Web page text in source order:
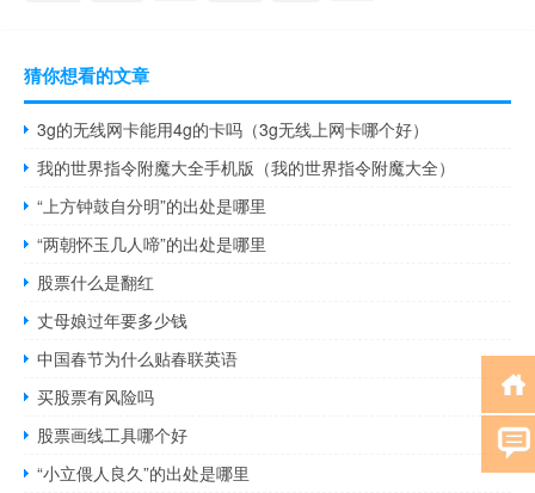
猜你想看的文章
3g的无线网卡能用4g的卡吗（3g无线上网卡哪个好）
我的世界指令附魔大全手机版（我的世界指令附魔大全）
“上方钟鼓自分明”的出处是哪里
“两朝怀玉几人啼”的出处是哪里
股票什么是翻红
丈母娘过年要多少钱
中国春节为什么贴春联英语
买股票有风险吗
股票画线工具哪个好
“小立偎人良久”的出处是哪里